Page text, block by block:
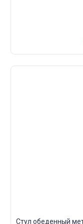
Стул обеденный